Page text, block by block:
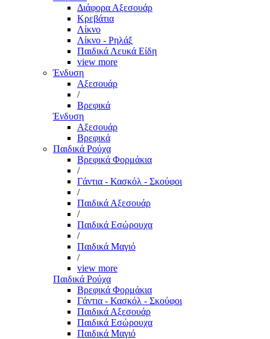
Διάφορα Αξεσουάρ
Κρεβάτια
Λίκνο
Λίκνο - Ρηλάξ
Παιδικά Λευκά Είδη
view more
Ένδυση
Αξεσουάρ
/
Βρεφικά
Ένδυση
Αξεσουάρ
Βρεφικά
Παιδικά Ρούχα
Βρεφικά Φορμάκια
/
Γάντια - Κασκόλ - Σκούφοι
/
Παιδικά Αξεσουάρ
/
Παιδικά Εσώρουχα
/
Παιδικά Μαγιό
/
view more
Παιδικά Ρούχα
Βρεφικά Φορμάκια
Γάντια - Κασκόλ - Σκούφοι
Παιδικά Αξεσουάρ
Παιδικά Εσώρουχα
Παιδικά Μαγιό